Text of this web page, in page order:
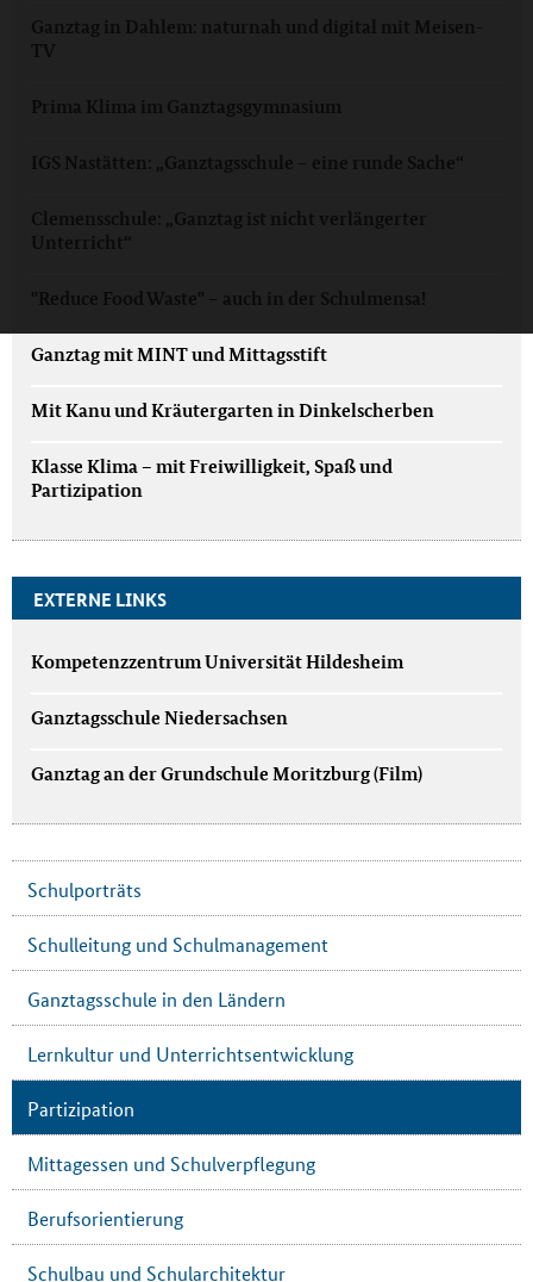
Ganztag in Dahlem: naturnah und digital mit Meisen-
TV
Prima Klima im Ganztagsgymnasium
IGS Nastätten: „Ganztagsschule – eine runde Sache“
Clemensschule: „Ganztag ist nicht verlängerter
Unterricht“
"Reduce Food Waste" – auch in der Schulmensa!
Ganztag mit MINT und Mittagsstift
Mit Kanu und Kräutergarten in Dinkelscherben
Klasse Klima – mit Freiwilligkeit, Spaß und
Partizipation
EXTERNE LINKS
Kompetenzzentrum Universität Hildesheim
Ganztagsschule Niedersachsen
Ganztag an der Grundschule Moritzburg (Film)
Schulporträts
Schulleitung und Schulmanagement
Ganztagsschule in den Ländern
Lernkultur und Unterrichtsentwicklung
Partizipation
Mittagessen und Schulverpflegung
Berufsorientierung
Schulbau und Schularchitektur